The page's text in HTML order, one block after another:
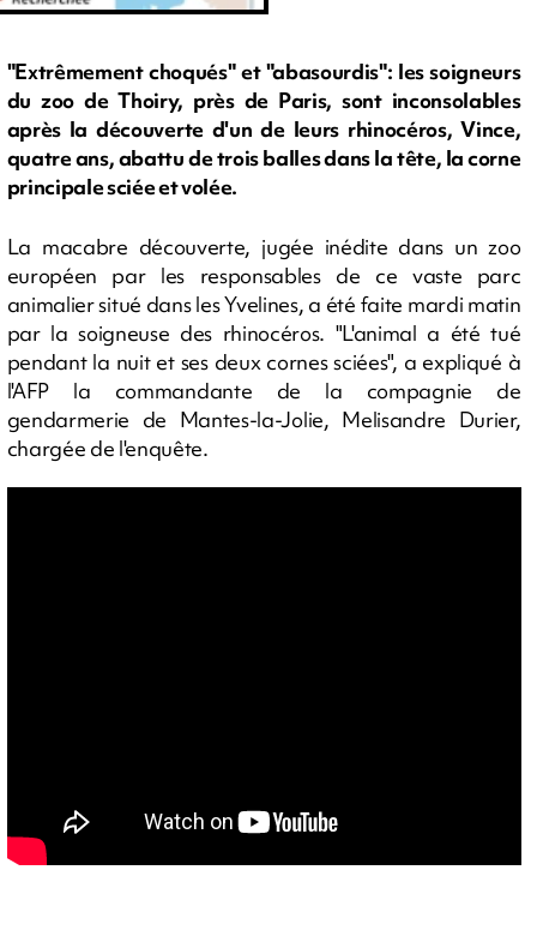
"Extrêmement choqués" et "abasourdis": les soigneurs
du zoo de Thoiry, près de Paris, sont inconsolables
après la découverte d'un de leurs rhinocéros, Vince,
quatre ans, abattu de trois balles dans la tête, la corne
principale sciée et volée.
La macabre découverte, jugée inédite dans un zoo
européen par les responsables de ce vaste parc
animalier situé dans les Yvelines, a été faite mardi matin
par la soigneuse des rhinocéros. "L'animal a été tué
pendant la nuit et ses deux cornes sciées", a expliqué à
l'AFP la commandante de la compagnie de
gendarmerie de Mantes-la-Jolie, Melisandre Durier,
chargée de l'enquête.